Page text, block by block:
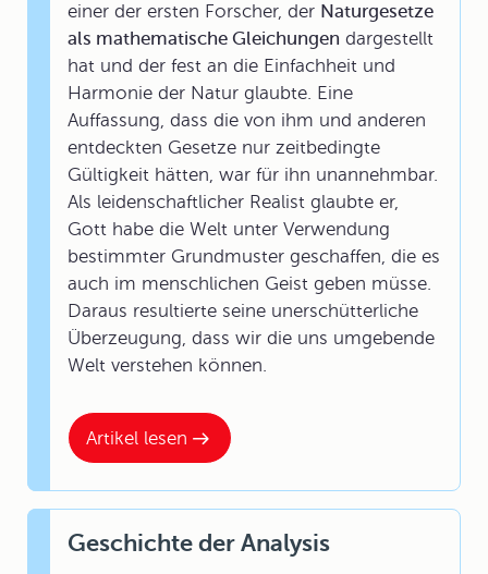
Artikel lesen
einer der ersten Forscher, der Naturgesetze
als mathematische Gleichungen dargestellt
hat und der fest an die Einfachheit und
Harmonie der Natur glaubte. Eine
Auffassung, dass die von ihm und anderen
entdeckten Gesetze nur zeitbedingte
Gültigkeit hätten, war für ihn unannehmbar.
Als leidenschaftlicher Realist glaubte er,
Gott habe die Welt unter Verwendung
bestimmter Grundmuster geschaffen, die es
auch im menschlichen Geist geben müsse.
Daraus resultierte seine unerschütterliche
Überzeugung, dass wir die uns umgebende
Welt verstehen können.
Geschichte der Analysis